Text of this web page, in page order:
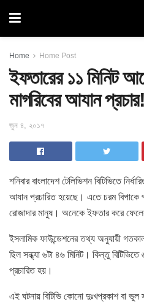
Home Home Post
ইফতারের ১১ মিনিট
মাগরিবের আযান প্রচার!
জুন ৪, ২০১৭
শনিবার বাংলাদেশ টেলিভিশন বিটিভিতে
আযান প্রচারিত হয়েছে। এতে চরম বিপাকে
রোজাদার মানুষ । অনেকে ইফতার করে
ইসলামিক ফাউন্ডেশনের তথ্য অনুযায়ী
ছিল সন্ধ্যা ৬টা ৪৬ মিনিট। কিন্তু বিটিভিতে
প্রচারিত হয়।
এই ঘটনায় বিটিভি কোনো দুঃখপ্রকাশ বা ভুল